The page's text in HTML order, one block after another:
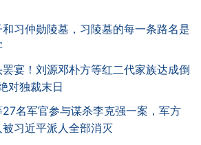
习仲勋陵墓，习陵墓的每一条路名是
宴！刘源邓朴方等红二代家族达成倒
对独裁末日
名军官参与谋杀李克强一案，军方
习近平派人全部消灭